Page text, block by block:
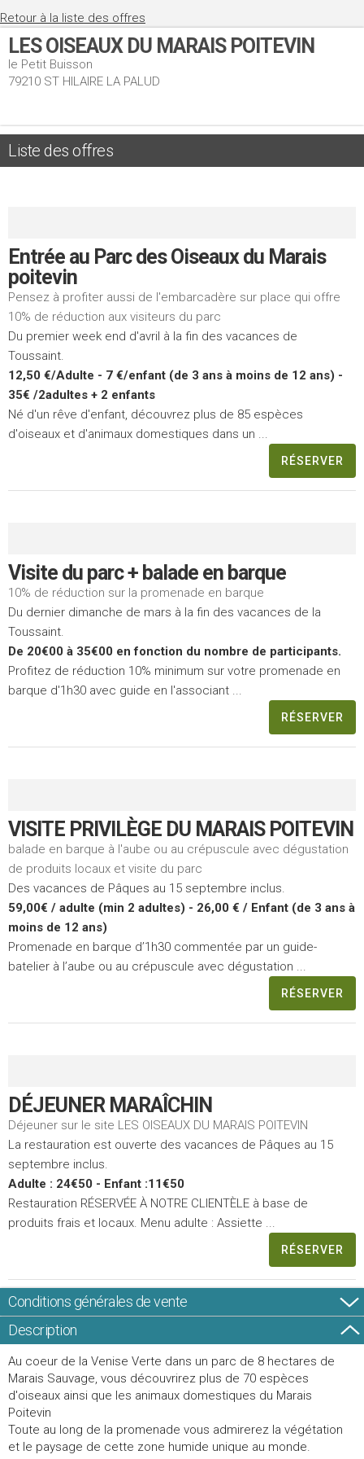
Retour à la liste des offres
LES OISEAUX DU MARAIS POITEVIN
le Petit Buisson
79210 ST HILAIRE LA PALUD
Liste des offres
Entrée au Parc des Oiseaux du Marais
poitevin
Pensez à profiter aussi de l'embarcadère sur place qui offre
10% de réduction aux visiteurs du parc
Du premier week end d'avril à la fin des vacances de
Toussaint.
12,50 €/Adulte - 7 €/enfant (de 3 ans à moins de 12 ans) -
35€ /2adultes + 2 enfants
Né d'un rêve d'enfant, découvrez plus de 85 espèces
d'oiseaux et d'animaux domestiques dans un ...
RÉSERVER
Visite du parc + balade en barque
10% de réduction sur la promenade en barque
Du dernier dimanche de mars à la fin des vacances de la
Toussaint.
De 20€00 à 35€00 en fonction du nombre de participants.
Profitez de réduction 10% minimum sur votre promenade en
barque d'1h30 avec guide en l'associant ...
RÉSERVER
VISITE PRIVILÈGE DU MARAIS POITEVIN
balade en barque à l'aube ou au crépuscule avec dégustation
de produits locaux et visite du parc
Des vacances de Pâques au 15 septembre inclus.
59,00€ / adulte (min 2 adultes) - 26,00 € / Enfant (de 3 ans à
moins de 12 ans)
Promenade en barque d’1h30 commentée par un guide-
batelier à l’aube ou au crépuscule avec dégustation ...
RÉSERVER
DÉJEUNER MARAÎCHIN
Déjeuner sur le site LES OISEAUX DU MARAIS POITEVIN
La restauration est ouverte des vacances de Pâques au 15
septembre inclus.
Adulte : 24€50 - Enfant :11€50
Restauration RÉSERVÉE À NOTRE CLIENTÈLE à base de
produits frais et locaux. Menu adulte : Assiette ...
RÉSERVER
Conditions générales de vente
Description
Au coeur de la Venise Verte dans un parc de 8 hectares de
Marais Sauvage, vous découvrirez plus de 70 espèces
d'oiseaux ainsi que les animaux domestiques du Marais
Poitevin
Toute au long de la promenade vous admirerez la végétation
et le paysage de cette zone humide unique au monde.